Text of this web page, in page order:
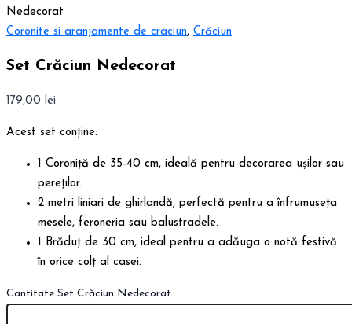
Nedecorat
Coronite si aranjamente de craciun, Crăciun
Set Crăciun Nedecorat
179,00 lei
Acest set conține:
1 Coroniță de 35-40 cm, ideală pentru decorarea ușilor sau
pereților.
2 metri liniari de ghirlandă, perfectă pentru a înfrumuseța
mesele, feroneria sau balustradele.
1 Brăduț de 30 cm, ideal pentru a adăuga o notă festivă
în orice colț al casei.
Cantitate Set Crăciun Nedecorat